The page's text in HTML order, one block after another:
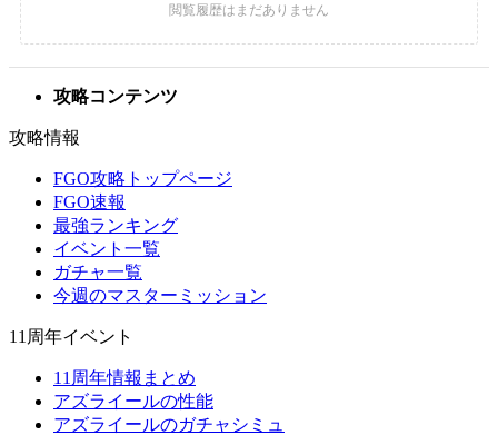
攻略コンテンツ
攻略情報
FGO攻略トップページ
FGO速報
最強ランキング
イベント一覧
ガチャ一覧
今週のマスターミッション
11周年イベント
11周年情報まとめ
アズライールの性能
アズライールのガチャシミュ